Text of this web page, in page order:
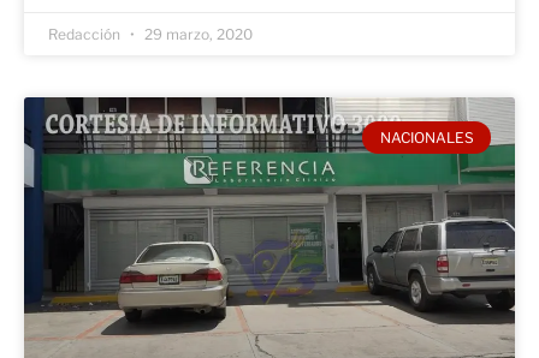
Redacción 29 marzo, 2020
NACIONALES